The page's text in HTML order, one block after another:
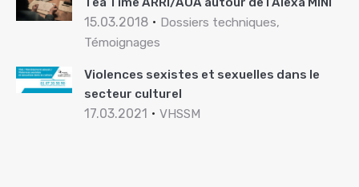
15.03.2018
Dossiers techniques,
Témoignages
Violences sexistes et sexuelles dans le
secteur culturel
17.03.2021 VHSSM